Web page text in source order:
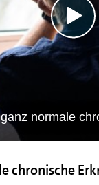
normale
chronische